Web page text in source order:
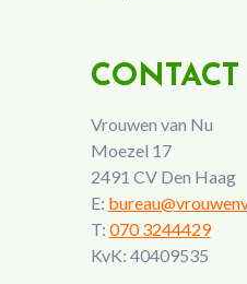
CONTACT
Vrouwen van Nu
Moezel 17
2491 CV Den Haag
E:
T: 070 3244429
KvK: 40409535